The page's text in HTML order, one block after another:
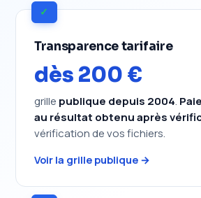
✓
Transparence tarifaire
dès 200 €
grille publique depuis 2004.
au résultat obtenu après
vérification de vos fichiers.
Voir la grille publique →